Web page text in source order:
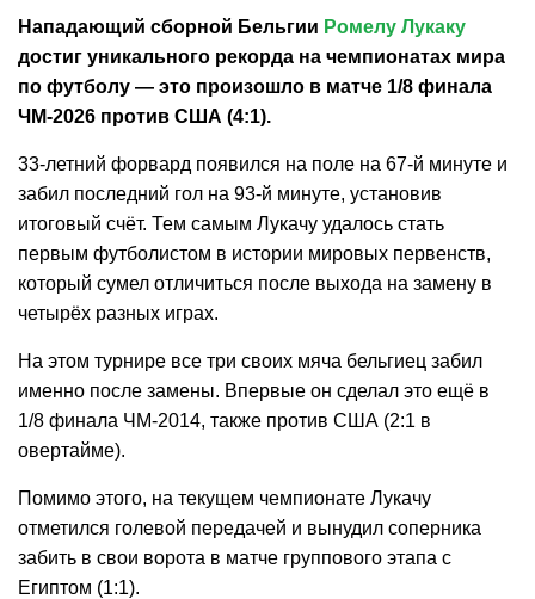
Нападающий сборной Бельгии Ромелу Лукаку
достиг уникального рекорда на чемпионатах мира
по футболу — это произошло в матче 1/8 финала
ЧМ-2026 против США (4:1).
33-летний форвард появился на поле на 67-й минуте и
забил последний гол на 93-й минуте, установив
итоговый счёт. Тем самым Лукачу удалось стать
первым футболистом в истории мировых первенств,
который сумел отличиться после выхода на замену в
четырёх разных играх.
На этом турнире все три своих мяча бельгиец забил
именно после замены. Впервые он сделал это ещё в
1/8 финала ЧМ-2014, также против США (2:1 в
овертайме).
Помимо этого, на текущем чемпионате Лукачу
отметился голевой передачей и вынудил соперника
забить в свои ворота в матче группового этапа с
Египтом (1:1).